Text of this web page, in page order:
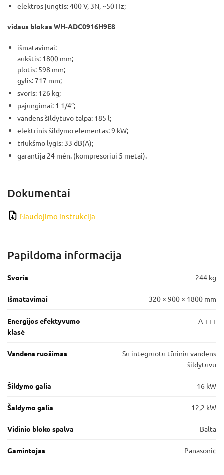
elektros jungtis: 400 V, 3N, ~50 Hz;
vidaus blokas WH-ADC0916H9E8
išmatavimai:
aukštis: 1800 mm;
plotis: 598 mm;
gylis: 717 mm;
svoris: 126 kg;
pajungimai: 1 1/4″;
vandens šildytuvo talpa: 185 l;
elektrinis šildymo elementas: 9 kW;
triukšmo lygis: 33 dB(A);
garantija 24 mėn. (kompresoriui 5 metai).
Dokumentai
Naudojimo instrukcija
Papildoma informacija
Svoris 244 kg
Išmatavimai 320 × 900 × 1800 mm
Energijos efektyvumo
klasė
A +++
Vandens ruošimas
Su integruotu tūriniu vandens
šildytuvu
Šildymo galia 16 kW
Šaldymo galia 12,2 kW
Vidinio bloko spalva Balta
Gamintojas Panasonic